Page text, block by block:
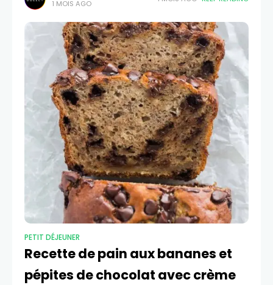
amusant et nutritif, prêt en
1 MOIS AGO
PETIT DÉJEUNER
Recette de pain aux bananes et
pépites de chocolat avec crème